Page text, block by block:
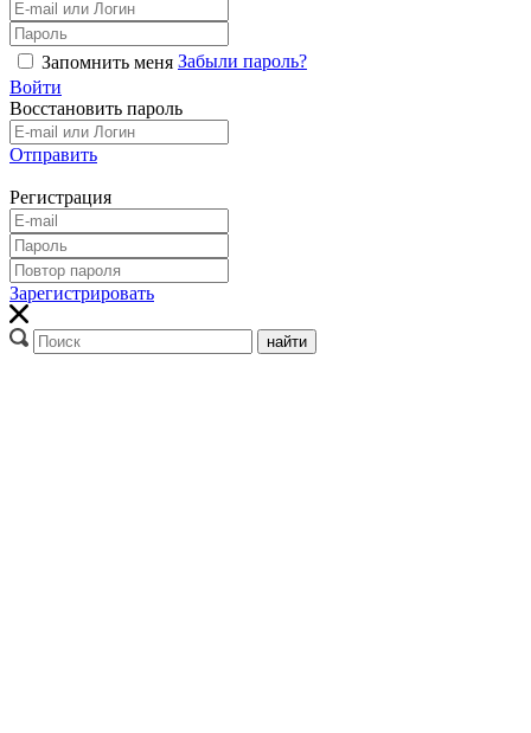
Запомнить меня Забыли пароль?
Войти
Восстановить пароль
Отправить
Регистрация
Зарегистрировать
найти